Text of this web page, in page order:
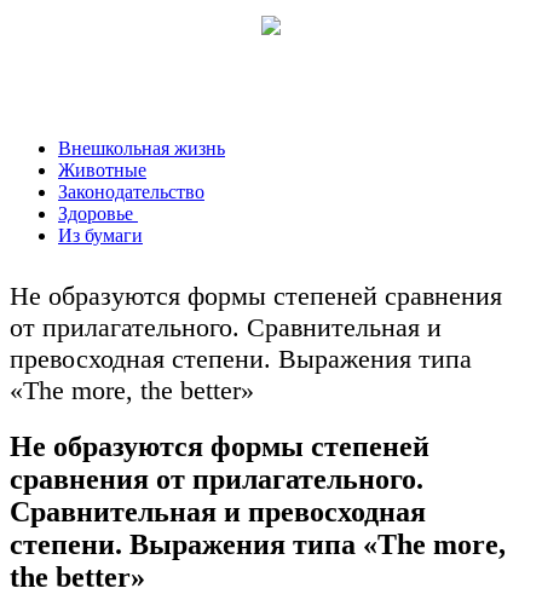
Внешкольная жизнь
Животные
Законодательство
Здоровье
Из бумаги
Не образуются формы степеней сравнения
от прилагательного. Сравнительная и
превосходная степени. Выражения типа
«The more, the better»
Не образуются формы степеней
сравнения от прилагательного.
Сравнительная и превосходная
степени. Выражения типа «The more,
the better»